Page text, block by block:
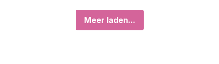
Meer laden...